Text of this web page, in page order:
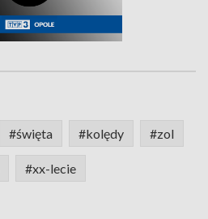
#święta #kolędy #zol
#xx-lecie